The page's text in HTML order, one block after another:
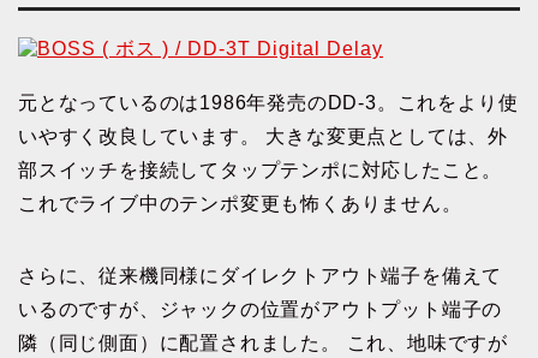
元となっているのは1986年発売のDD-3。これをより使
いやすく改良しています。 大きな変更点としては、外
部スイッチを接続してタップテンポに対応したこと。
これでライブ中のテンポ変更も怖くありません。
さらに、従来機同様にダイレクトアウト端子を備えて
いるのですが、ジャックの位置がアウトプット端子の
隣（同じ側面）に配置されました。 これ、地味ですが